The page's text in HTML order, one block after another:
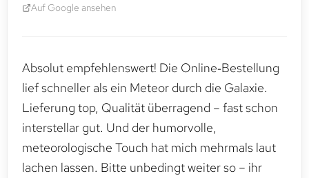
Auf Google ansehen
Absolut empfehlenswert! Die Online‑Bestellung
lief schneller als ein Meteor durch die Galaxie.
Lieferung top, Qualität überragend – fast schon
interstellar gut. Und der humorvolle,
meteorologische Touch hat mich mehrmals laut
lachen lassen. Bitte unbedingt weiter so – ihr